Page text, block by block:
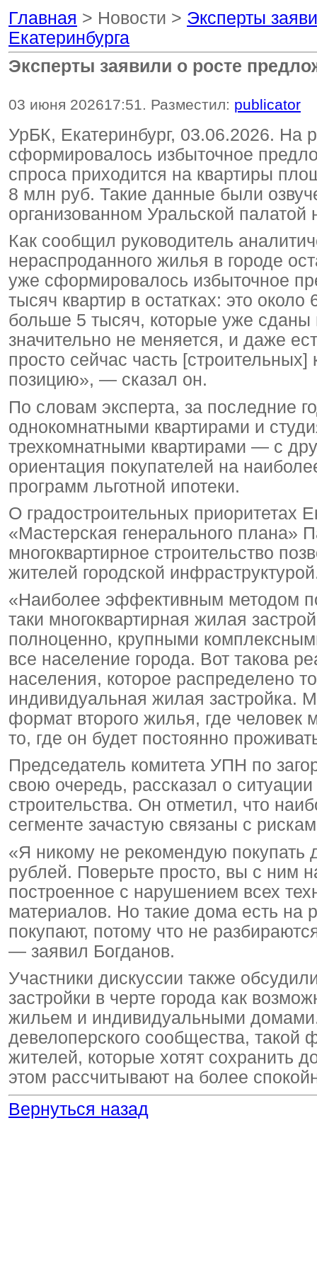
Главная > Новости > Эксперты
Екатеринбурга
Эксперты заявили о росте
03 июня 202617:51. Разместил: publicator
УрБК, Екатеринбург, 03.06.2026. На
сформировалось избыточное
спроса приходится на квартиры
8 млн руб. Такие данные были
организованном Уральской палатой
Как сообщил руководитель
нераспроданного жилья в городе
уже сформировалось избыточное
тысяч квартир в остатках: это
больше 5 тысяч, которые уже
значительно не меняется, и даже
просто сейчас часть
позицию», — сказал он.
По словам эксперта, за последние
однокомнатными квартирами и
трехкомнатными квартирами — с
ориентация покупателей на
программ льготной ипотеки.
О градостроительных приоритетах
«Мастерская генерального плана»
многоквартирное строительство
жителей городской
«Наиболее эффективным методом
таки многоквартирная жилая
полноценно, крупными
все население города. Вот такова
населения, которое распределено
индивидуальная жилая застройка.
формат второго жилья, где человек
то, где он будет постоянно
Председатель комитета УПН по
свою очередь, рассказал о
строительства. Он отметил, что
сегменте зачастую связаны с
«Я никому не рекомендую
рублей. Поверьте просто, вы с ним
построенное с нарушением всех
материалов. Но такие дома есть на
покупают, потому что не
— заявил Богданов.
Участники дискуссии также
застройки в черте города как
жильем и индивидуальными
девелоперского сообщества, такой
жителей, которые хотят сохранить
этом рассчитывают на более
Вернуться назад